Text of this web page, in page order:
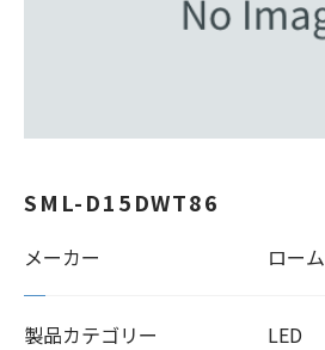
SML-D15DWT86
メーカー ローム
製品カテゴリー LED